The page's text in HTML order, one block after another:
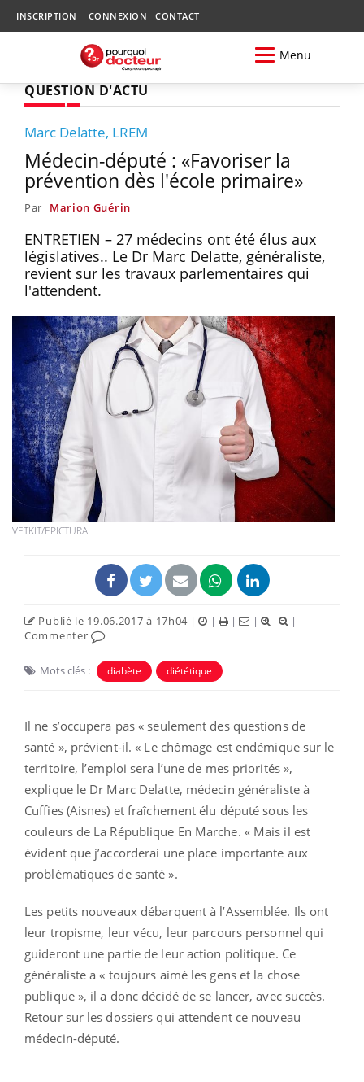
INSCRIPTION CONNEXION CONTACT
Menu
QUESTION D'ACTU
Marc Delatte, LREM
Médecin-député : «Favoriser la
prévention dès l'école primaire»
Par Marion Guérin
ENTRETIEN – 27 médecins ont été élus aux
législatives.. Le Dr Marc Delatte, généraliste,
revient sur les travaux parlementaires qui
l'attendent.
VETKIT/EPICTURA
Publié le 19.06.2017 à 17h04 | | | |
|
Commenter
Mots clés : diabète diététique
Il ne s’occupera pas « seulement des questions de
santé », prévient-il. « Le chômage est endémique sur le
territoire, l’emploi sera l’une de mes priorités »,
explique le Dr Marc Delatte, médecin généraliste à
Cuffies (Aisnes) et fraîchement élu député sous les
couleurs de La République En Marche. « Mais il est
évident que j’accorderai une place importante aux
problématiques de santé ».
Les petits nouveaux débarquent à l’Assemblée. Ils ont
leur tropisme, leur vécu, leur parcours personnel qui
guideront une partie de leur action politique. Ce
généraliste a « toujours aimé les gens et la chose
publique », il a donc décidé de se lancer, avec succès.
Retour sur les dossiers qui attendent ce nouveau
médecin-député.